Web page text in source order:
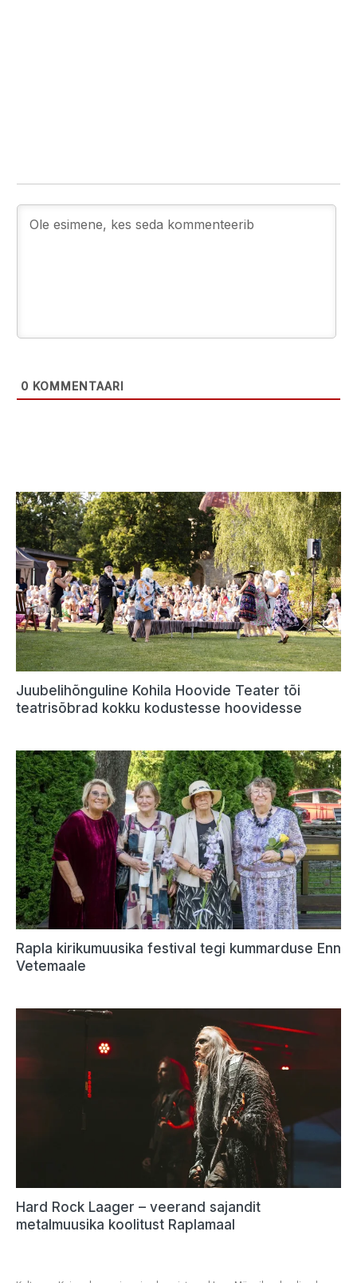
0 KOMMENTAARI
Juubelihõnguline Kohila Hoovide Teater tõi
teatrisõbrad kokku kodustesse hoovidesse
Rapla kirikumuusika festival tegi kummarduse Enn
Vetemaale
Hard Rock Laager – veerand sajandit
metalmuusika koolitust Raplamaal